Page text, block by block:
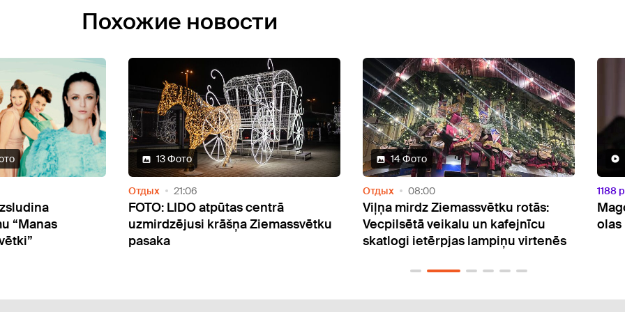
Похожие новости
centrā
Ziemassvētku
14 Фото
Отдых 08:00
Viļņa mirdz Ziemassvētku rotās:
Vecpilsētā veikalu un kafejnīcu
skatlogi ietērpjas lampiņu virtenēs
Видео
1188 play 08:10
Magone noskaidro, kādēļ Lieldienu
olas nedrīkst ēst ar sāli un pipariem